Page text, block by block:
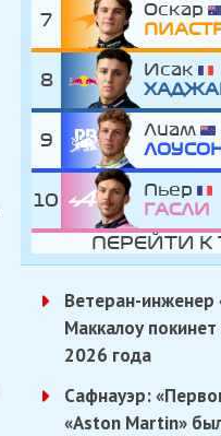
7
Оскар
8
Исак
9
Лиам
ЛОУСОН
10
Пьер
ГАСЛИ
ПЕРЕЙТИ
Ветеран-
Маккалоу
2026 года
Сафнауэр:
«Aston Martin»